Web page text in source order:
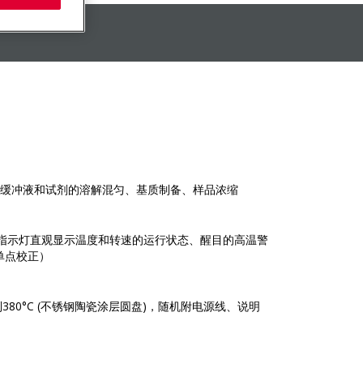
冲液和试剂的溶解混匀、基质制备、样品浓缩
灯直观显示温度和转速的运行状态、醒目的高温警
校正）
(不锈钢陶瓷涂层圆盘)，随机附电源线、说明